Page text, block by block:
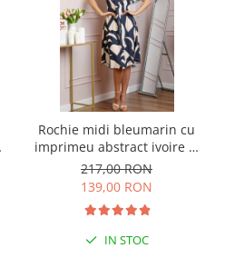
Rochie midi bleumarin cu
imprimeu abstract ivoire si
snur la decolteu Shelby
217,00 RON
139,00 RON
IN STOC